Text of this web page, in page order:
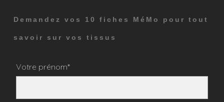
Demandez vos 10 fiches MéMo pour tout
savoir sur vos tissus
Votre prénom*